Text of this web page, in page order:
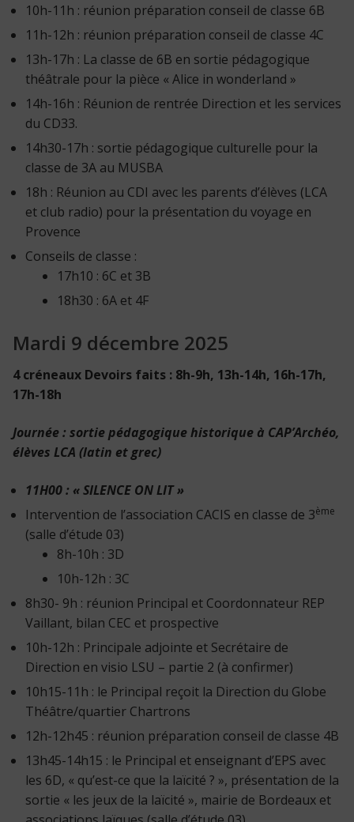
10h-11h : réunion préparation conseil de classe 6B
11h-12h : réunion préparation conseil de classe 4C
13h-17h : La classe de 6B en sortie pédagogique
théâtrale pour la pièce « Alice in wonderland »
14h-16h : Réunion de rentrée Direction et les services
du CD33.
14h30-17h : sortie pédagogique culturelle pour la
classe de 3A au MUSBA
18h : Réunion au CDI avec les parents d’élèves (LCA
et club radio) pour la présentation du voyage en
Provence
Conseils de classe :
17h10 : 6C et 3B
18h30 : 6A et 4F
Mardi 9 décembre 2025
4 créneaux Devoirs faits : 8h-9h, 13h-14h, 16h-17h,
17h-18h
Journée : sortie pédagogique historique à CAP’Archéo,
élèves LCA (latin et grec)
11H00 : « SILENCE ON LIT »
Intervention de l’association CACIS en classe de 3ème
(salle d’étude 03)
8h-10h : 3D
10h-12h : 3C
8h30- 9h : réunion Principal et Coordonnateur REP
Vaillant, bilan CEC et prospective
10h-12h : Principale adjointe et Secrétaire de
Direction en visio LSU – partie 2 (à confirmer)
10h15-11h : le Principal reçoit la Direction du Globe
Théâtre/quartier Chartrons
12h-12h45 : réunion préparation conseil de classe 4B
13h45-14h15 : le Principal et enseignant d’EPS avec
les 6D, « qu’est-ce que la laïcité ? », présentation de la
sortie « les jeux de la laïcité », mairie de Bordeaux et